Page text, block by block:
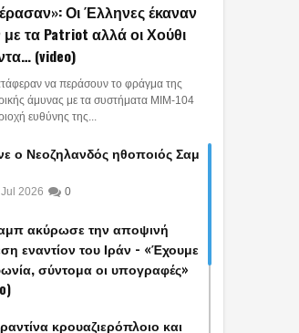
Οι Έλληνες έκαναν
τα Patriot αλλά οι Χούθι
(video)
να περάσουν το φράγμα της
άμυνας με τα συστήματα MIM-104
ευθύνης της...
ο Νεοζηλανδός ηθοποιός Σαμ
Jul 2026 0
ακύρωσε την αποψινή
εναντίον του Ιράν - «Έχουμε
σύντομα οι υπογραφές»
κρουαζιερόπλοιο και